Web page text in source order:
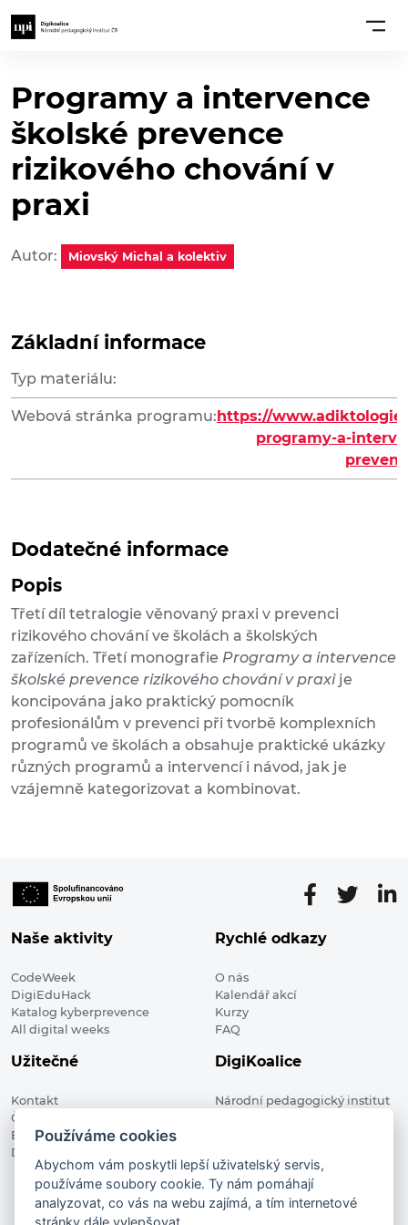
Programy a intervence
školské prevence
rizikového chování v
praxi
Autor: Miovský Michal a kolektiv
Základní informace
Typ materiálu:
Webová stránka programu: https://
programy-a-
Dodatečné informace
Popis
Třetí díl tetralogie věnovaný praxi v prevenci
rizikového chování ve školách a školských
zařízeních. Třetí monografie Programy a intervence
školské prevence rizikového chování v praxije
koncipována jako praktický pomocník
profesionálům v prevenci při tvorbě komplexních
programů ve školách a obsahuje praktické ukázky
různých programů a intervencí i návod, jak je
vzájemně kategorizovat a kombinovat.
Naše aktivity
CodeWeek
DigiEduHack
Katalog kyberprevence
All digital weeks
Rychlé odkazy
O nás
Kalendář akcí
Kurzy
FAQ
Užitečné
Kontakt
Členské organizace
Blog
Digitalizace ve vzdělávání
DigiKoalice
Národní pedagogický institut
DigiKoalice 2021. All rights reserved
Vstup do administrace
Používáme cookies
Abychom vám poskytli lepší uživatelský servis,
používáme soubory cookie. Ty nám pomáhají
analyzovat, co vás na webu zajímá, a tím internetové